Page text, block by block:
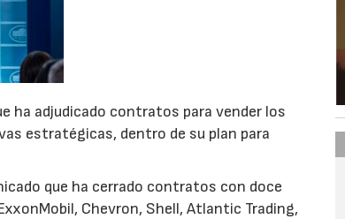
ha adjudicado contratos para vender los
estratégicas, dentro de su plan para
que ha cerrado contratos con doce
Chevron, Shell, Atlantic Trading,